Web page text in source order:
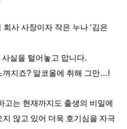
회사 사장이자 작은 누나 ‘김은
사실을 털어놓고 맙니다.
지죠? 알코올에 취해 그만…!
고는 현재까지도 출생의 비밀에
않고 있어 더욱 호기심을 자극